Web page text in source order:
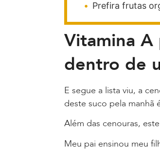
Prefira frutas
Vitamina
dentro de
E segue a lista viu, a
deste suco pela manhã
Além das cenouras,
Meu pai ensinou meu